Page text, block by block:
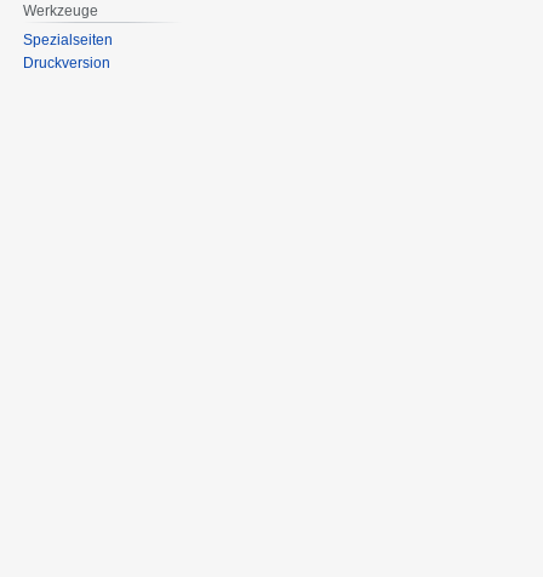
Werkzeuge
Spezialseiten
Druckversion